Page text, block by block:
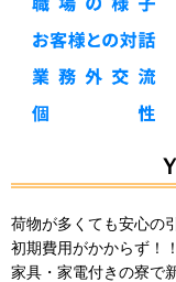
荷物が多くても安心の
初期費用がかからず！
家具・家電付きの寮で